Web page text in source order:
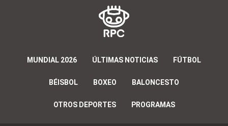
MUNDIAL 2026 ÚLTIMAS NOTICIAS FÚTBOL
BÉISBOL BOXEO BALONCESTO
OTROS DEPORTES PROGRAMAS